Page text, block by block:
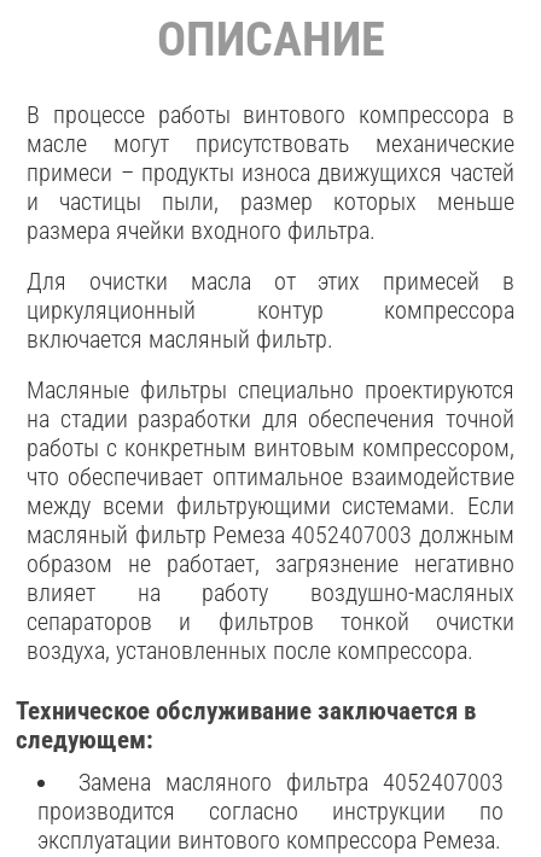
ОПИСАНИЕ
В процессе работы винтового компрессора в
масле могут присутствовать механические
примеси – продукты износа движущихся частей
и частицы пыли, размер которых меньше
размера ячейки входного фильтра.
Для очистки масла от этих примесей в
циркуляционный контур компрессора
включается масляный фильтр.
Масляные фильтры специально проектируются
на стадии разработки для обеспечения точной
работы с конкретным винтовым компрессором,
что обеспечивает оптимальное взаимодействие
между всеми фильтрующими системами. Если
масляный фильтр Ремеза 4052407003 должным
образом не работает, загрязнение негативно
влияет на работу воздушно-масляных
сепараторов и фильтров тонкой очистки
воздуха, установленных после компрессора.
Техническое обслуживание заключается в
следующем:
Замена масляного фильтра 4052407003
производится согласно инструкции по
эксплуатации винтового компрессора Ремеза.